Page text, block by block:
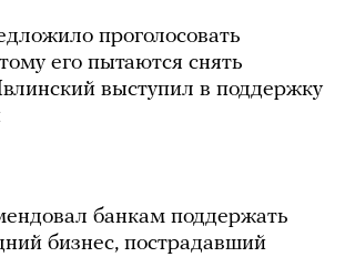
проголосовать
его пытаются снять
выступил в поддержку
банкам поддержать
бизнес, пострадавший